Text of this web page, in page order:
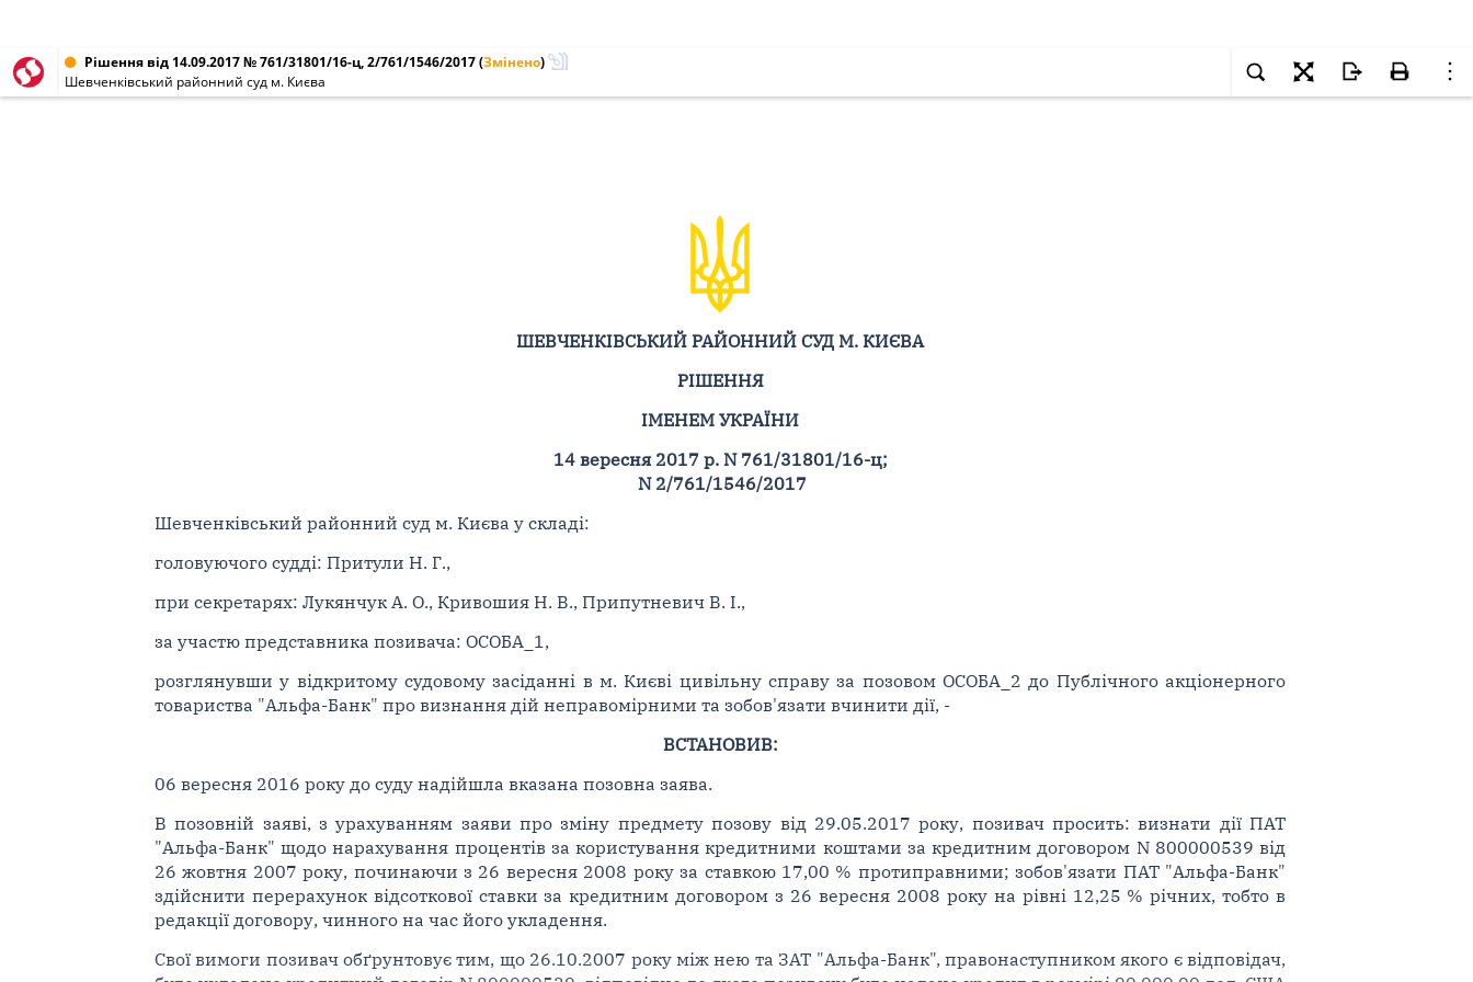
Рішення від 14.09.2017 № 761/31801/16-ц, 2/761/1546/2017(Змінено)
Шевченківський районний суд м. Києва
ШЕВЧЕНКІВСЬКИЙ РАЙОННИЙ СУД М. КИЄВА
РІШЕННЯ
ІМЕНЕМ УКРАЇНИ
14 вересня 2017 р. N 761/31801/16-ц;
N 2/761/1546/2017
Шевченківський районний суд м. Києва у складі:
головуючого судді: Притули Н. Г.,
при секретарях: Лукянчук А. О., Кривошия Н. В., Припутневич В. І.,
за участю представника позивача: ОСОБА_1,
розглянувши у відкритому судовому засіданні в м. Києві цивільну справу за позовом ОСОБА_2 до Публічного акціонерного
товариства "Альфа-Банк" про визнання дій неправомірними та зобов'язати вчинити дії, -
ВСТАНОВИВ:
06 вересня 2016 року до суду надійшла вказана позовна заява.
В позовній заяві, з урахуванням заяви про зміну предмету позову від 29.05.2017 року, позивач просить: визнати дії ПАТ
"Альфа-Банк" щодо нарахування процентів за користування кредитними коштами за кредитним договором N 800000539 від
26 жовтня 2007 року, починаючи з 26 вересня 2008 року за ставкою 17,00 % протиправними; зобов'язати ПАТ "Альфа-Банк"
здійснити перерахунок відсоткової ставки за кредитним договором з 26 вересня 2008 року на рівні 12,25 % річних, тобто в
редакції договору, чинного на час його укладення.
Свої вимоги позивач обґрунтовує тим, що 26.10.2007 року між нею та ЗАТ "Альфа-Банк", правонаступником якого є відповідач,